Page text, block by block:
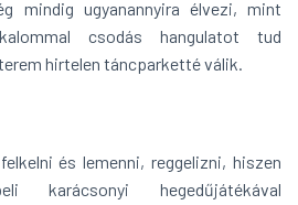
mindig ugyanannyira élvezi, mint
csodás hangulatot tud
hirtelen táncparketté válik.
és lemenni, reggelizni, hiszen
karácsonyi hegedűjátékával